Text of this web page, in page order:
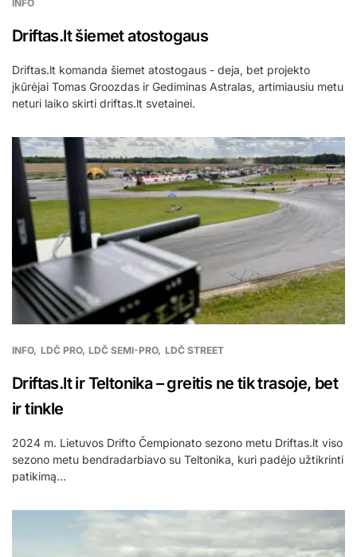
INFO
Driftas.lt šiemet atostogaus
Driftas.lt komanda šiemet atostogaus - deja, bet projekto
įkūrėjai Tomas Groozdas ir Gediminas Astralas, artimiausiu metu
neturi laiko skirti driftas.lt svetainei.
INFO LDČ PRO LDČ SEMI-PRO LDČ STREET
Driftas.lt ir Teltonika – greitis ne tik trasoje, bet
ir tinkle
2024 m. Lietuvos Drifto Čempionato sezono metu Driftas.lt viso
sezono metu bendradarbiavo su Teltonika, kuri padėjo užtikrinti
patikimą…